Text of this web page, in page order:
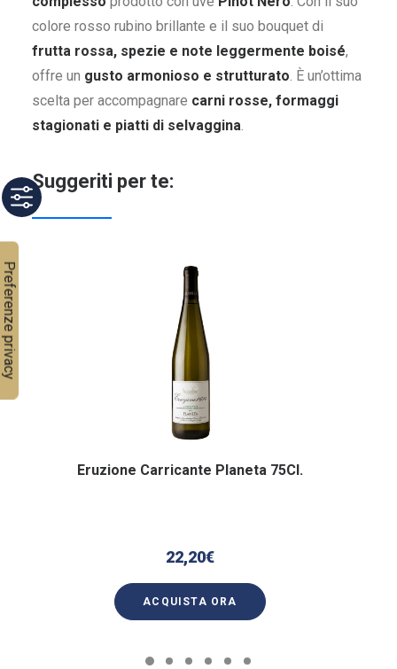
colore rosso rubino brillante e il suo bouquet di
frutta rossa, spezie e note leggermente boisé,
offre un gusto armonioso e strutturato. È un’ottima
scelta per accompagnare carni rosse, formaggi
stagionati e piatti di selvaggina.
Suggeriti per te:
Eruzione Carricante Planeta 75Cl.
22,20€
ACQUISTA ORA